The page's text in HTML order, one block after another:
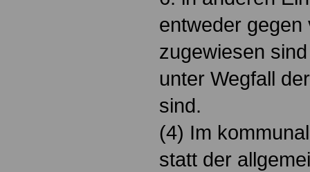
entweder
zugewiesen
unter Wegfall
sind.
(4) Im
statt der